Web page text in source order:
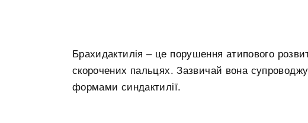
Брахидактилія – це порушення атипового
скорочених пальцях. Зазвичай вона
формами синдактилії.